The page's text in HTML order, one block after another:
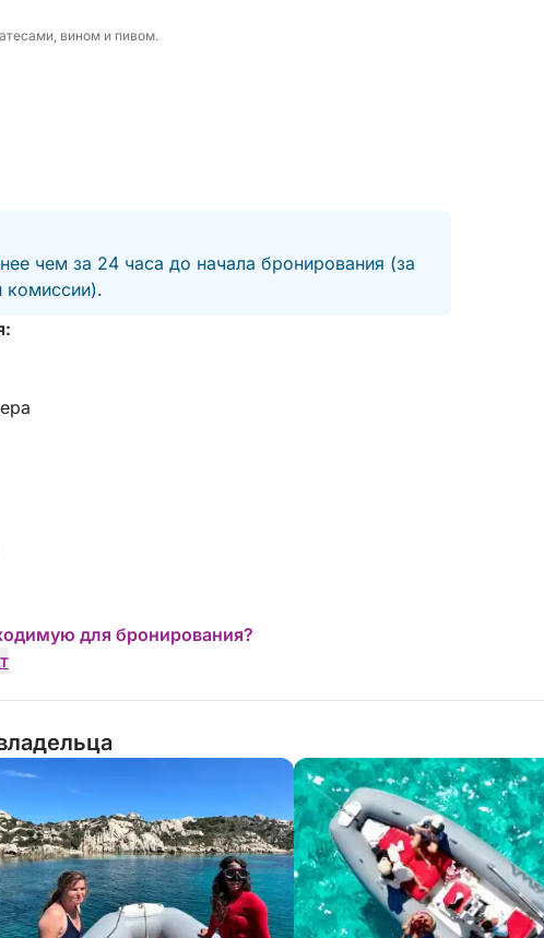
вином и пивом.
чем за 24 часа до начала бронирования (за
комиссии).
для бронирования?